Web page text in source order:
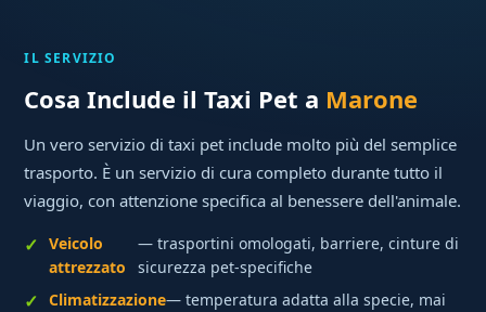
IL SERVIZIO
Cosa Include il Taxi Pet a Marone
Un vero servizio di taxi pet include molto più del semplice
trasporto. È un servizio di cura completo durante tutto il
viaggio, con attenzione specifica al benessere dell'animale.
Veicolo
attrezzato
— trasportini omologati, barriere, cinture di
sicurezza pet-specifiche
Climatizzazione— temperatura adatta alla specie, mai